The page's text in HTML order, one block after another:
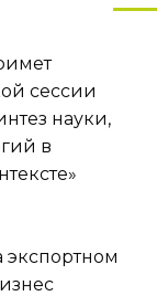
сессии
науки,
в